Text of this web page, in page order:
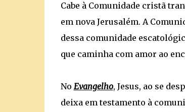
Cabe à Comunidade cristã
em nova Jerusalém. A
dessa comunidade
que caminha com amor ao
No Evangelho, Jesus, ao se
deixa em testamento à